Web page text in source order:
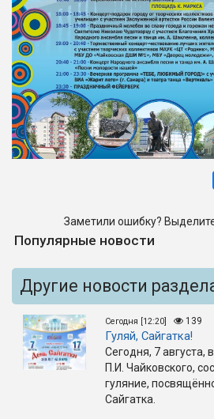
Заметили ошибку?
Популярные новости
Другие новости
Сегодня [12:20] 139
Гуляй, Сайгатка!
Сегодня, 7 августа,
П.И. Чайковского,
гуляние,
Сайгатка.